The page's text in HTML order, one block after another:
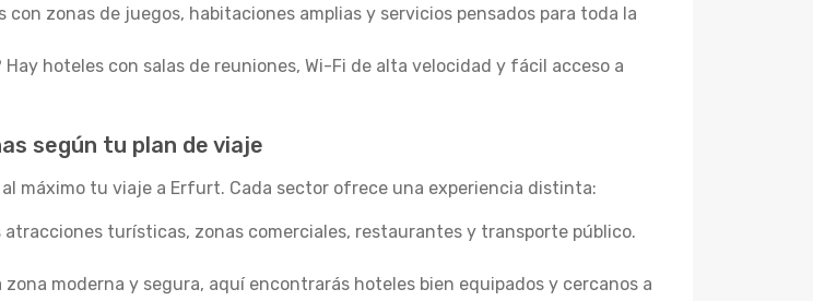
con zonas de juegos, habitaciones amplias y servicios pensados para toda la
Hay hoteles con salas de reuniones, Wi-Fi de alta velocidad y fácil acceso a
según tu plan de viaje
máximo tu viaje a Erfurt. Cada sector ofrece una experiencia distinta:
turísticas, zonas comerciales, restaurantes y transporte público.
moderna y segura, aquí encontrarás hoteles bien equipados y cercanos a